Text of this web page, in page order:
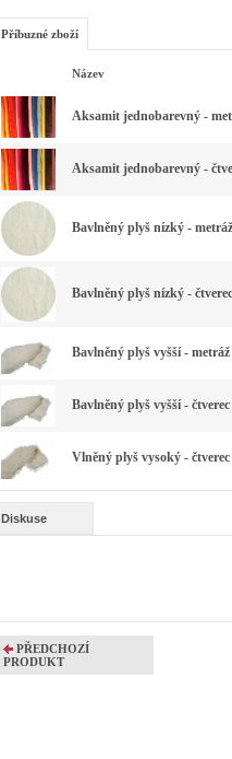
Příbuzné zboží
Název
Aksamit jednobarevný -
Aksamit jednobarevný -
Bavlněný plyš nízký -
Bavlněný plyš nízký -
Bavlněný plyš vyšší -
Bavlněný plyš vyšší -
Vlněný plyš vysoký - čtverec
Diskuse
PŘEDCHOZÍ
PRODUKT